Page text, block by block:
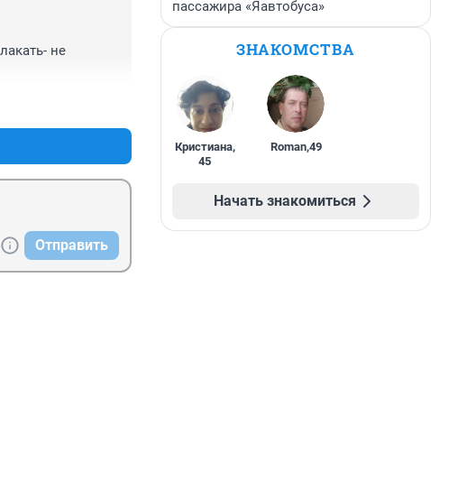
не
Отправить
пассажира «Яавтобуса»
ЗНАКОМСТВА
Кристиана,
45
Roman,49
Начать знакомиться